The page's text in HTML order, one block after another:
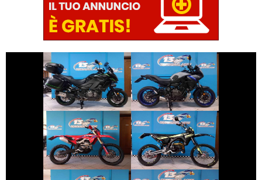
KAWASAKI
VERSYS
€ 9.990 €
YAMAHA
TRACER
€ 6.390 €
HONDA CRF
€ 6.890 €
FANTIC-MOTOR
XE
€ 2.990 €
€ 3.390 € € 1.700 €